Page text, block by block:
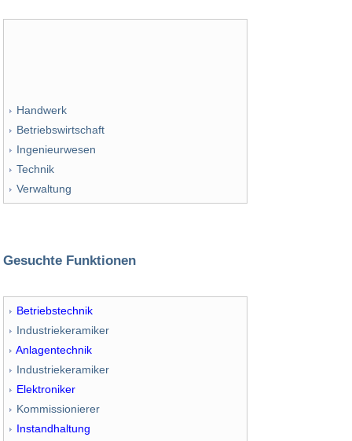
Handwerk
Betriebswirtschaft
Ingenieurwesen
Technik
Verwaltung
Gesuchte Funktionen
Betriebstechnik
Industriekeramiker
Anlagentechnik
Industriekeramiker
Elektroniker
Kommissionierer
Instandhaltung